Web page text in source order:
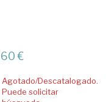
€
Agotado/Descatalogado.
Puede solicitar